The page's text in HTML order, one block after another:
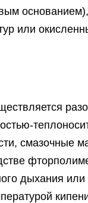
или
смазочные
дыхания или